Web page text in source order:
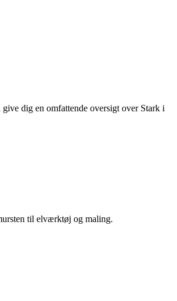
dig en omfattende oversigt over Stark i
til elværktøj og maling.